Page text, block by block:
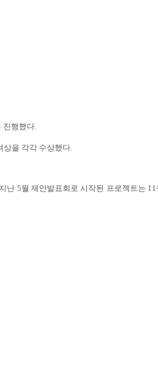
진행했다.
상을 각각 수상했다.
5월 제안발표회로 시작된 프로젝트는